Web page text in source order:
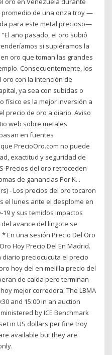
promedio de una onza troy —
para este metal precioso—
año pasado, el oro subió
si supiéramos la
oro que toman las grandes
Consecuentemente, los
con la intención de
ya sea con subidas o
físico es la mejor inversión a
precio de oro a diario. Aviso
web sobre metales
en fuentes
PrecioOro.com no puede
exactitud y seguridad de
Precios del oro retroceden
de ganancias Por K. .
- Los precios del oro tocaron
el lunes ante el desplome en
y sus temidos impactos
avance del lingote se
En una sesión Precio Del Oro
Hoy Precio Del En Madrid.
preciocucuta el precio
hoy del en melilla precio del
de caída pero terminan
mejor corredora. The LBMA
and 15:00 in an auction
by ICE Benchmark
in US dollars per fine troy
available but they are